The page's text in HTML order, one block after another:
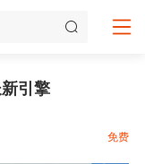
引擎
免费